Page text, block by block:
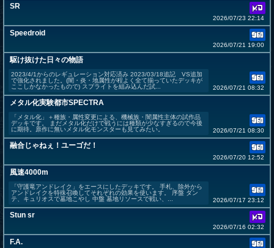
SR
2026/07/23 22:14
Speedroid
2026/07/21 19:00
駆け抜けた日々の物語
2023/4/1からのレギュレーション対応済み 2023/03/18追記 VS追加
で強化されました。(闇・炎・地属性が程よく全て揃っていたデッキが
ここしかなかったもので) スプライトを組み込んだ試...
2026/07/21 08:32
メタル化実験都市SPECTRA
「メタル化」＋種族・属性変更による、機械族・闇属性主体の試作品
デッキです。 まだメタル化だけで戦うには種類が少なすぎるので今後
に期待。原作に無いメタル化モンスターも見てみたい。
2026/07/21 08:30
融合じゃねぇ！ユーゴだ！
2026/07/20 12:52
風速4000m
「守護竜アンドレイク」をエースにしたデッキです。 手札、除外から
アンドレイクを特殊召喚してそれぞれの効果を使います。 序盤 ダン
テ、キュリオスで墓地こやし 中盤 墓地リソースで戦い、...
2026/07/17 23:12
Stun sr
2026/07/16 02:32
F.A.